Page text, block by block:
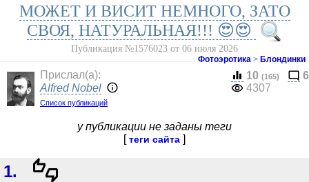
МОЖЕТ И ВИСИТ НЕМНОГО, ЗАТО
СВОЯ, НАТУРАЛЬНАЯ!!! 😍😍
Публикация №1576023 от 06 июля 2026
Фотоэротика > Блондинки
Прислал(a):
Alfred Nobel
Список публикаций
10 (165)
6
4307
у публикации не заданы теги
теги сайта
1.